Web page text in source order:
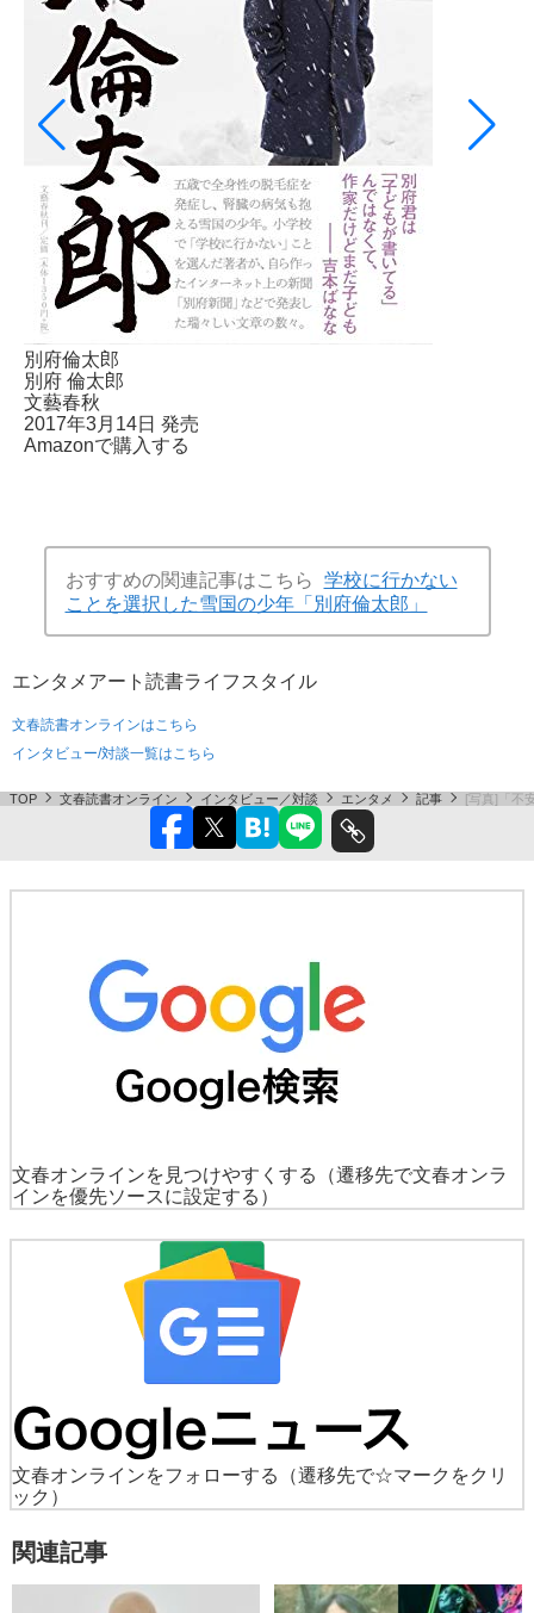
別府倫太郎
別府 倫太郎
文藝春秋
2017年3月14日 発売
Amazonで購入する
おすすめの関連記事はこちら
学校に行かない
ことを選択した雪国の少年「別府倫太郎」
エンタメ アート 読書ライフスタイル
文春読書オンラインはこちら
インタビュー/対談一覧はこちら
TOP 文春読書オンライン インタビュー／対談 エンタメ 記事 [写真]「不
文春オンラインを見つけやすくする
（遷移先で文春オンラ
インを優先ソースに設定する）
文春オンラインをフォローする
（遷移先で☆マークをクリ
ック）
関連記事